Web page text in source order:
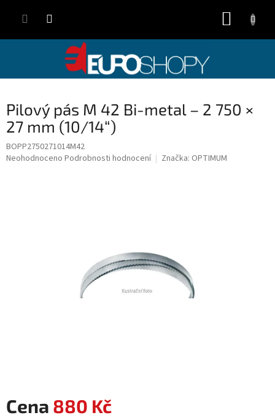
Pilový pás M 42 Bi-metal – 2 750 ×
27 mm (10/14“)
BOPP2750271014M42
Průměrné
Neohodnoceno Podrobnosti hodnocení Značka: OPTIMUM
880 Kč